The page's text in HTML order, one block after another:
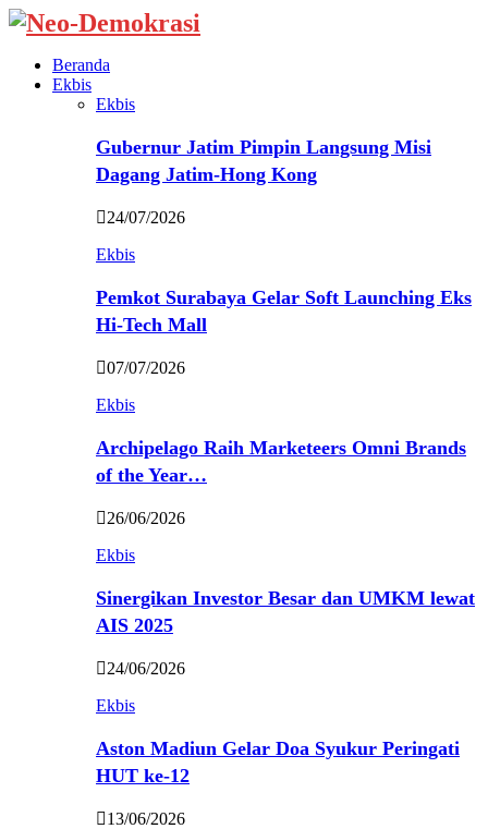
Beranda
Ekbis
Ekbis
Gubernur Jatim Pimpin Langsung Misi
Dagang Jatim-Hong Kong
24/07/2026
Ekbis
Pemkot Surabaya Gelar Soft Launching Eks
Hi-Tech Mall
07/07/2026
Ekbis
Archipelago Raih Marketeers Omni Brands
of the Year…
26/06/2026
Ekbis
Sinergikan Investor Besar dan UMKM lewat
AIS 2025
24/06/2026
Ekbis
Aston Madiun Gelar Doa Syukur Peringati
HUT ke-12
13/06/2026